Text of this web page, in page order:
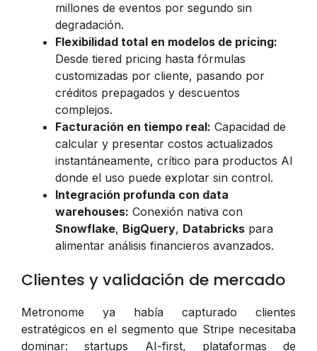
millones de eventos por segundo sin
degradación.
Flexibilidad total en modelos de pricing:
Desde tiered pricing hasta fórmulas
customizadas por cliente, pasando por
créditos prepagados y descuentos
complejos.
Facturación en tiempo real: Capacidad de
calcular y presentar costos actualizados
instantáneamente, crítico para productos AI
donde el uso puede explotar sin control.
Integración profunda con data
warehouses: Conexión nativa con
Snowflake, BigQuery, Databricks para
alimentar análisis financieros avanzados.
Clientes y validación de mercado
Metronome ya había capturado clientes
estratégicos en el segmento que Stripe necesitaba
dominar: startups AI-first, plataformas de